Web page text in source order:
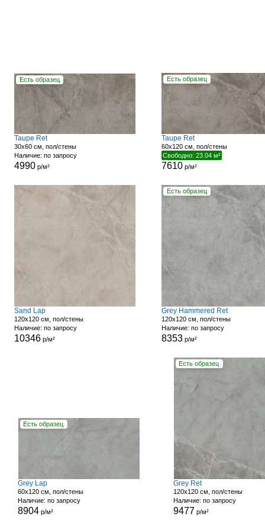
Есть образец
Taupe Ret
30x60 см, пол/стены
Наличие: по запросу
4990р/м²
Есть образец
Taupe Ret
60x120 см, пол/стены
Свободно: 23.04 м²
7610р/м²
Sand Lap
120x120 см, пол/стены
Наличие: по запросу
10346р/м²
Есть образец
Grey Hammered Ret
120x120 см, пол/стены
Наличие: по запросу
8353р/м²
Есть образец
Grey Lap
60x120 см, пол/стены
Наличие: по запросу
8904 р/м²
Есть образец
Grey Ret
120x120 см, пол/стены
Наличие: по запросу
9477 р/м²